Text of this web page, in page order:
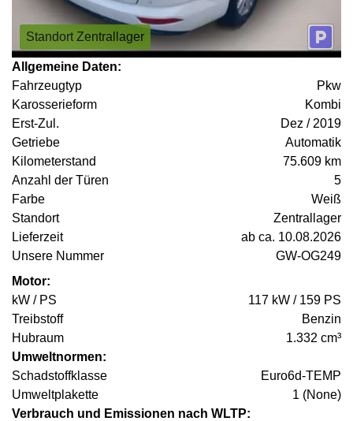
Standort Zentrallager
Allgemeine Daten:
Fahrzeugtyp
Pkw
Karosserieform
Kombi
Erst-Zul.
Dez / 2019
Getriebe
Automatik
Kilometerstand
75.609 km
Anzahl der Türen
5
Farbe
Weiß
Standort
Zentrallager
Lieferzeit
ab ca. 10.08.2026
Unsere Nummer
GW-OG249
Motor:
kW / PS
117 kW / 159 PS
Treibstoff
Benzin
Hubraum
1.332 cm³
Umweltnormen:
Schadstoffklasse
Euro6d-TEMP
Umweltplakette
1 (None)
Verbrauch und Emissionen nach WLTP: